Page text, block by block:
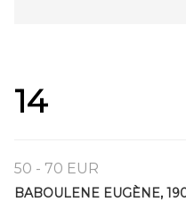
14
50 - 70 EUR
BABOULENE EUGÈNE,